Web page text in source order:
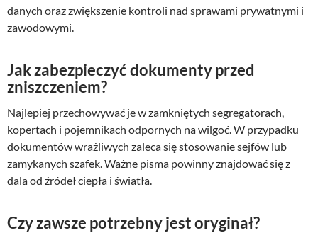
danych oraz zwiększenie kontroli nad sprawami prywatnymi i
zawodowymi.
Jak zabezpieczyć dokumenty przed
zniszczeniem?
Najlepiej przechowywać je w zamkniętych segregatorach,
kopertach i pojemnikach odpornych na wilgoć. W przypadku
dokumentów wrażliwych zaleca się stosowanie sejfów lub
zamykanych szafek. Ważne pisma powinny znajdować się z
dala od źródeł ciepła i światła.
Czy zawsze potrzebny jest oryginał?